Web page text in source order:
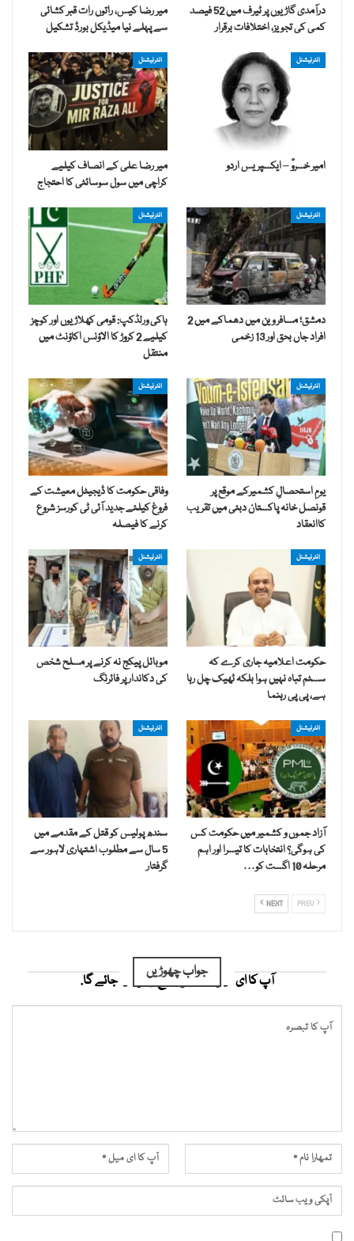
درآمدی گاڑیوں پر ٹیرف میں 52 فیصد
کمی کی تجویز، اختلافات برقرار
میر رضا کیس، راتوں رات قبر کشائی
سے پہلے نیا میڈیکل بورڈ تشکیل
انٹرنیشنل
امیر خسروؒ – ایکسپریس اردو
انٹرنیشنل
میر رضا علی کے انصاف کیلیے
کراچی میں سول سوسائٹی کا احتجاج
انٹرنیشنل
دمشق؛ مسافر وین میں دھماکے میں 2
افراد جاں بحق اور 13 زخمی
انٹرنیشنل
ہاکی ورلڈکپ: قومی کھلاڑیوں اور کوچز
کیلیے 2 کروڑ کا الاؤنس اکاؤنٹ میں
منتقل
انٹرنیشنل
یومِ استحصالِ کشمیرکے موقع پر
قونصل خانہ پاکستان دبئی میں تقریب
کاانعقاد
انٹرنیشنل
وفاقی حکومت کا ڈیجیٹل معیشت کے
فروغ کیلئے جدید آئی ٹی کورسز شروع
کرنے کا فیصلہ
انٹرنیشنل
حکومت اعلامیہ جاری کرے کہ
سسٹم تباہ نہیں ہوا بلکہ ٹھیک چل رہا
ہے، پی پی رہنما
انٹرنیشنل
موبائل پیکج نہ کرنے پر مسلح شخص
کی دکاندار پر فائرنگ
انٹرنیشنل
آزاد جموں و کشمیر میں حکومت کس
کی ہوگی؟ انتخابات کا تیسرا اور اہم
مرحلہ 10 اگست کو…
انٹرنیشنل
سندھ پولیس کو قتل کے مقدمے میں
5 سال سے مطلوب اشتہاری لاہور سے
گرفتار
NEXT
جواب چھوڑیں
آپ کا ای میل ایڈریس شائع نہیں کیا جائے گا.